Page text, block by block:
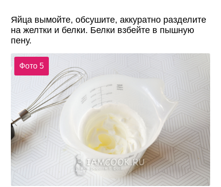
Яйца вымойте, обсушите, аккуратно разделите
на желтки и белки. Белки взбейте в пышную
пену.
Фото 5